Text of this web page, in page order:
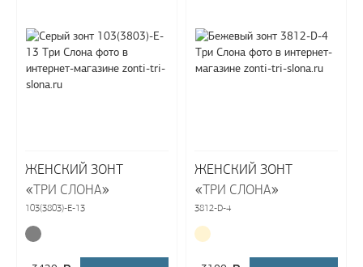
ЖЕНСКИЙ ЗОНТ
«ТРИ СЛОНА»
103(3803)-E-13
ЖЕНСКИЙ ЗОНТ
«ТРИ СЛОНА»
3812-D-4